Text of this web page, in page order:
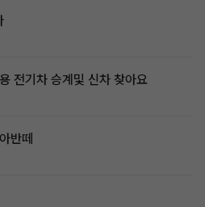
전기차 승계및 신차 찾아요
반떼